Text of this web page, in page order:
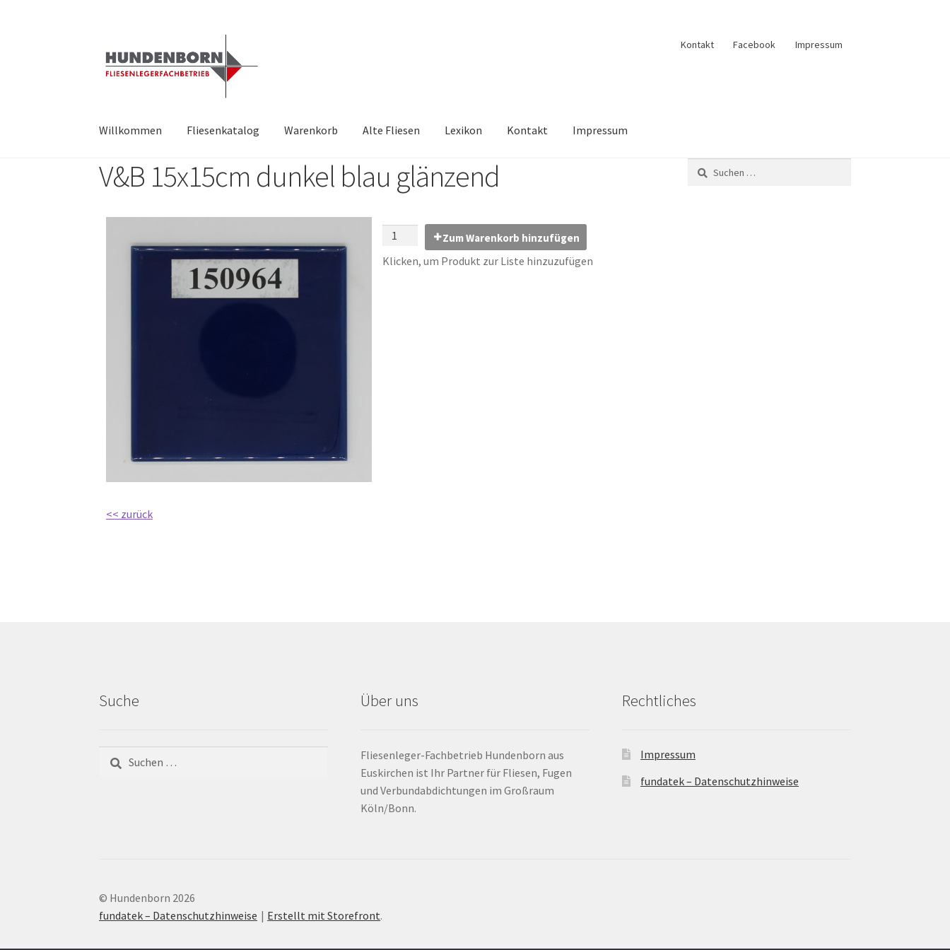
Kontakt Facebook Impressum
Willkommen Fliesenkatalog Warenkorb Alte Fliesen Lexikon Kontakt Impressum
StartAlte Fliesen, Vintage Fliesen, Reservefliesen, Austauschfliesen, Retrofliesen, Historische Fliesen Ankauf und Verkauf Anfrage senden
fundatek – DatenschutzhinweiseImpressumKontaktLexikon
V&B 15x15cm dunkel blau glänzend
Zum Warenkorb hinzufügen
Klicken, um Produkt zur Liste hinzuzufügen
<< zurück
Suche Über uns
Fliesenleger-Fachbetrieb Hundenborn aus
Euskirchen ist Ihr Partner für Fliesen, Fugen
und Verbundabdichtungen im Großraum
Köln/Bonn.
Rechtliches
Impressum
fundatek – Datenschutzhinweise
© Hundenborn 2026
fundatek – Datenschutzhinweise
Erstellt mit Storefront.